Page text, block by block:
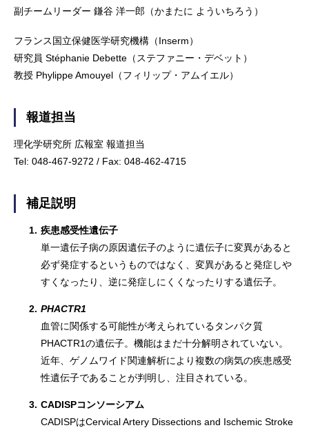
副チームリーダー 鎌谷 洋一郎（かまたに よういちろう）
フランス国立保健医学研究機構（Inserm）
研究員 Stéphanie Debette（ステファニー・デベット）
教授 Phylippe Amouyel（フィリップ・アムイエル）
報道担当
理化学研究所 広報室 報道担当
Tel: 048-467-9272 / Fax: 048-462-4715
補足説明
1. 疾患感受性遺伝子
単一遺伝子病の原因遺伝子のように遺伝子に変異があると
必ず発症するというものではなく、変異があると発症しや
すくなったり、逆に発症しにくくなったりする遺伝子。
2. PHACTR1
血管に関係する可能性が考えられているタンパク質
PHACTR1の遺伝子。機能はまだ十分解明されていない。
近年、ゲノムワイド関連解析により複数の病気の疾患感受
性遺伝子であることが判明し、注目されている。
3. CADISPコンソーシアム
CADISPはCervical Artery Dissections and Ischemic Stroke